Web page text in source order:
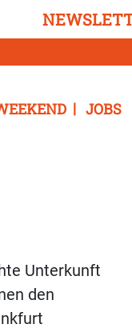
JOBS
Unterkunft
den